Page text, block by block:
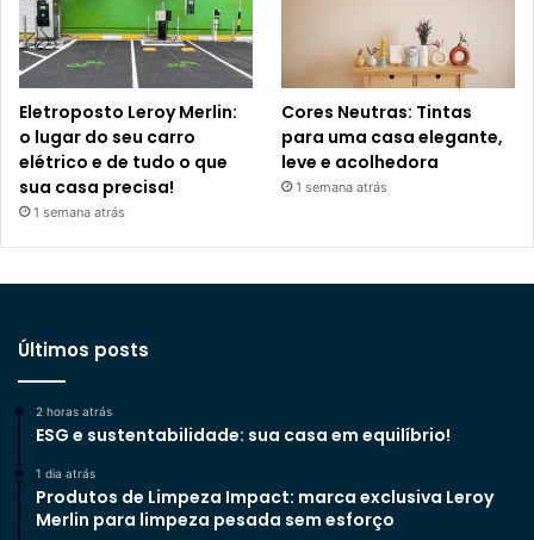
Eletroposto Leroy Merlin:
o lugar do seu carro
elétrico e de tudo o que
sua casa precisa!
1 semana atrás
Cores Neutras: Tintas
para uma casa elegante,
leve e acolhedora
1 semana atrás
Últimos posts
2 horas atrás
ESG e sustentabilidade: sua casa em equilíbrio!
1 dia atrás
Produtos de Limpeza Impact: marca exclusiva Leroy
Merlin para limpeza pesada sem esforço